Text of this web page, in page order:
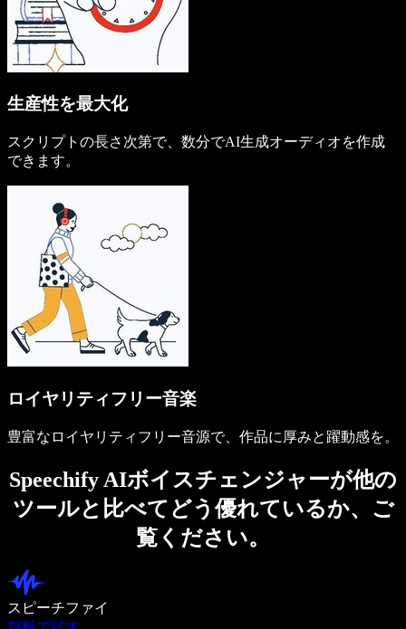
生産性を最大化
スクリプトの長さ次第で、数分でAI生成オーディオを作成
できます。
ロイヤリティフリー音楽
豊富なロイヤリティフリー音源で、作品に厚みと躍動感を。
Speechify AIボイスチェンジャーが他の
ツールと比べてどう優れているか、ご
覧ください。
スピーチファイ